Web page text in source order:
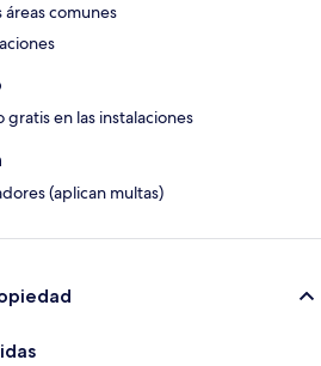
comunes
gratis en las instalaciones
(aplican multas)